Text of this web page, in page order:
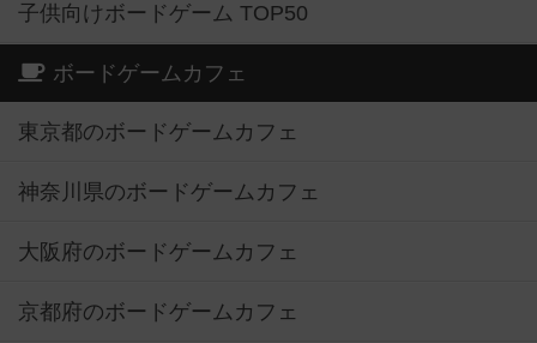
子供向けボードゲーム TOP50
ボードゲームカフェ
東京都のボードゲームカフェ
神奈川県のボードゲームカフェ
大阪府のボードゲームカフェ
京都府のボードゲームカフェ